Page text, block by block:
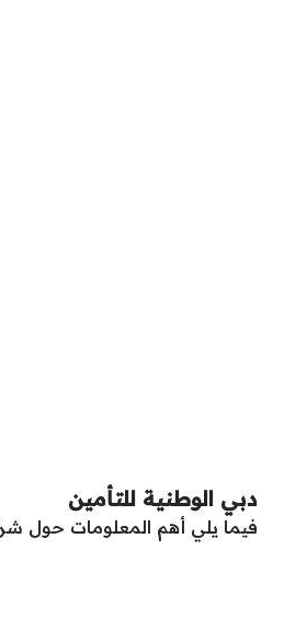
دبي الوطنية للتأمين
فيما يلي أهم المعلومات حول